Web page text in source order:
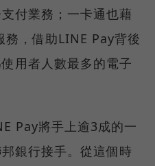
付業務；一卡通也藉
，借助LINE Pay背後
用者人數最多的電子
Pay將手上逾3成的一
銀行接手。從這個時